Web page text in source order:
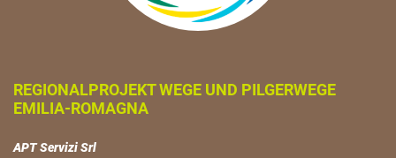
REGIONALPROJEKT WEGE UND PILGERWEGE
EMILIA-ROMAGNA
APT Servizi Srl